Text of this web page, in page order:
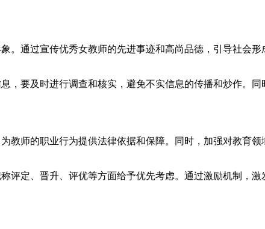
通过宣传优秀女教师的先进事迹和高尚品德，引导社会形
，要及时进行调查和核实，避免不实信息的传播和炒作。
教师的职业行为提供法律依据和保障。同时，加强对教育
定、晋升、评优等方面给予优先考虑。通过激励机制，激